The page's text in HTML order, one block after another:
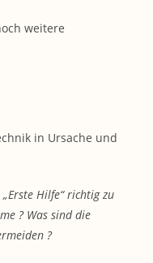
weitere
in Ursache und
Hilfe“ richtig zu
? Was sind die
?